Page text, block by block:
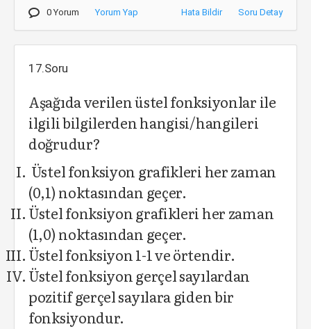
0 Yorum Yorum Yap Hata Bildir Soru Detay
17.Soru
Aşağıda verilen üstel fonksiyonlar ile
ilgili bilgilerden hangisi/hangileri
doğrudur?
Üstel fonksiyon grafikleri her zaman
(0,1) noktasından geçer.
Üstel fonksiyon grafikleri her zaman
(1,0) noktasından geçer.
Üstel fonksiyon 1-1 ve örtendir.
Üstel fonksiyon gerçel sayılardan
pozitif gerçel sayılara giden bir
fonksiyondur.